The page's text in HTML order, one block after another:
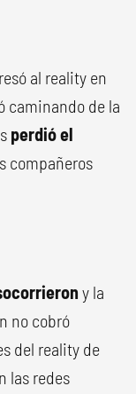
al reality en
caminando de la
perdió el
compañeros
y la
no cobró
del reality de
las redes